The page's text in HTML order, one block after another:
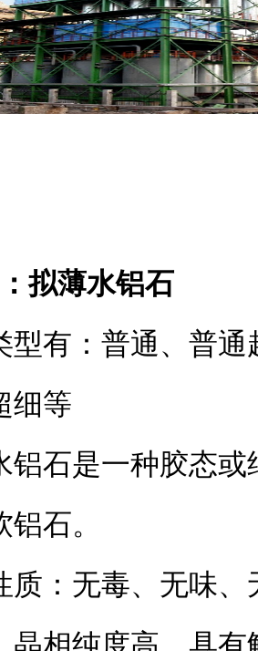
：拟薄水铝石
型有：普通、普
细等
铝石是一种胶态
石。
质：无毒、无味